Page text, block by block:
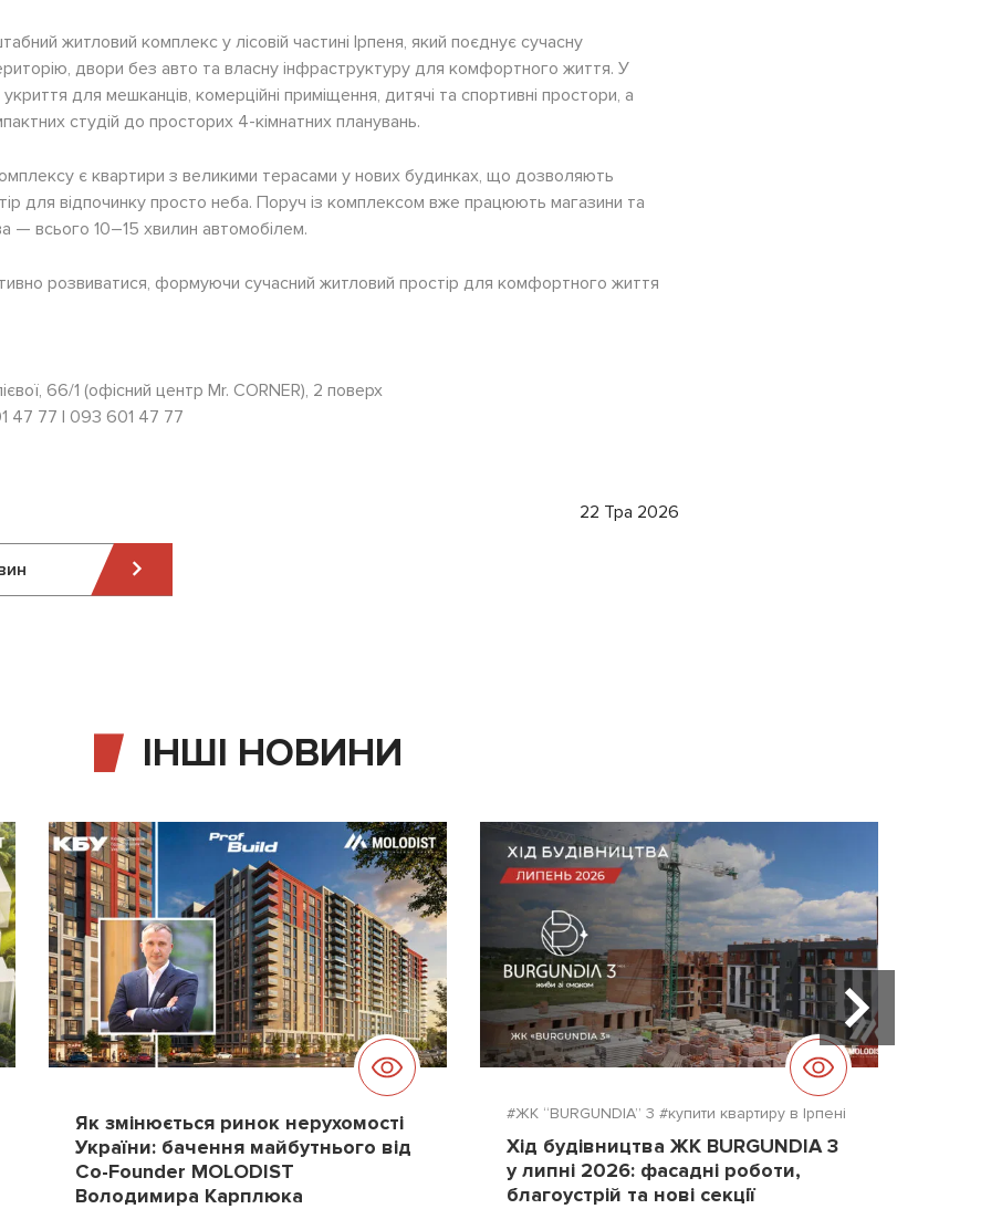
житловий комплекс у лісовій частині Ірпеня, який поєднує сучасну
двори без авто та власну інфраструктуру для комфортного життя. У
для мешканців, комерційні приміщення, дитячі та спортивні простори, а
студій до просторих 4-кімнатних планувань.
є квартири з великими терасами у нових будинках, що дозволяють
для відпочинку просто неба. Поруч із комплексом вже працюють магазини та
— всього 10–15 хвилин автомобілем.
розвиватися, формуючи сучасний житловий простір для комфортного життя
66/1 (офісний центр Mr. CORNER), 2 поверх
47 77 | 093 601 47 77
22 Тра 2026
ІНШІ НОВИНИ
Як змінюється ринок нерухомості
України: бачення майбутнього від
Co-Founder MOLODIST
Володимира Карплюка
#ЖК “BURGUNDIA” 3 #купити квартиру в Ірпені
Хід будівництва ЖК BURGUNDIA 3
у липні 2026: фасадні роботи,
благоустрій та нові секції